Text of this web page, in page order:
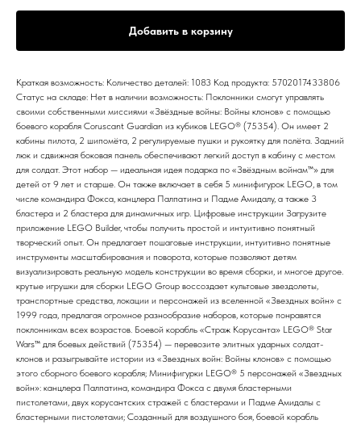
Добавить в корзину
Краткая возможность: Количество деталей: 1083 Код продукта: 5702017433806
Статус на складе: Нет в наличии возможность: Поклонники смогут управлять
своими собственными миссиями «Звёздные войны: Войны клонов» с помощью
боевого корабля Coruscant Guardian из кубиков LEGO® (75354). Он имеет 2
кабины пилота, 2 шипомёта, 2 регулируемые пушки и рукоятку для полёта. Задний
люк и сдвижная боковая панель обеспечивают легкий доступ в кабину с местом
для солдат. Этот набор — идеальная идея подарка по «Звёздным войнам™» для
детей от 9 лет и старше. Он также включает в себя 5 минифигурок LEGO, в том
числе командира Фокса, канцлера Палпатина и Падме Амидалу, а также 3
бластера и 2 бластера для динамичных игр. Цифровые инструкции Загрузите
приложение LEGO Builder, чтобы получить простой и интуитивно понятный
творческий опыт. Он предлагает пошаговые инструкции, интуитивно понятные
инструменты масштабирования и поворота, которые позволяют детям
визуализировать реальную модель конструкции во время сборки, и многое другое.
крутые игрушки для сборки LEGO Group воссоздает культовые звездолеты,
транспортные средства, локации и персонажей из вселенной «Звездных войн» с
1999 года, предлагая огромное разнообразие наборов, которые понравятся
поклонникам всех возрастов. Боевой корабль «Страж Корусанта» LEGO® Star
Wars™ для боевых действий (75354) — перевозите элитных ударных солдат-
клонов и разыгрывайте истории из «Звездных войн: Войны клонов» с помощью
этого сборного боевого корабля; Минифигурки LEGO® 5 персонажей «Звездных
войн»: канцлера Палпатина, командира Фокса с двумя бластерными
пистолетами, двух корусантских стражей с бластерами и Падме Амидалы с
бластерными пистолетами; Созданный для воздушного боя, боевой корабль